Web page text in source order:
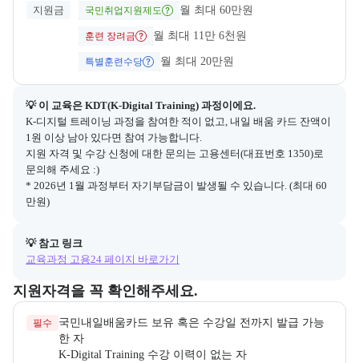
지원금 국민취업지원제도 월 최대 60만원
훈련 장려금 월 최대 11만 6천원
특별훈련수당 월 최대 20만원
💡 이 교육은 KDT(K-Digital Training) 과정이에요.
K-디지털 트레이닝 과정을 참여한 적이 없고, 내일 배움 카드 잔액이
1원 이상 남아 있다면 참여 가능합니다.
지원 자격 및 수강 신청에 대한 문의는 고용센터(대표번호 1350)로
문의해 주세요 :)
* 2026년 1월 과정부터 자기부담금이 발생될 수 있습니다. (최대 60
만원)
💡 참고 링크
교육과정 고용24 페이지 바로가기
지원자격을 꼭 확인해주세요.
교육과정 지원 자격과 우대 사항을 각각 묶어서 안내한다.
필수
국민내일배움카드 보유 혹은 수강일 전까지 발급 가능
K-Digital Training 수강 이력이 없는 자